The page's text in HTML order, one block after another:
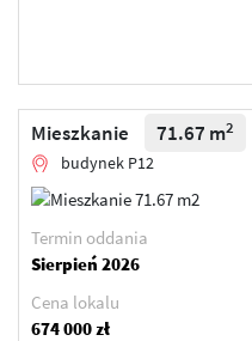
Mieszkanie 71.67 m2
budynek P12
Termin oddania
Sierpień 2026
Cena lokalu
674 000 zł